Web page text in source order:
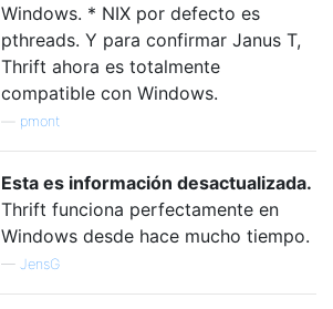
Windows. * NIX por defecto es
pthreads. Y para confirmar Janus T,
Thrift ahora es totalmente
compatible con Windows.
pmont
Esta es información desactualizada.
Thrift funciona perfectamente en
Windows desde hace mucho tiempo.
— JensG